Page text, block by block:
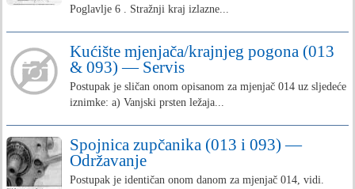
Poglavlje 6 . Stražnji kraj izlazne...
Kućište mjenjača/krajnjeg pogona (013
& 093) — Servis
Postupak je sličan onom opisanom za mjenjač 014 uz sljedeće
iznimke: a) Vanjski prsten ležaja...
Spojnica zupčanika (013 i 093) —
Održavanje
Postupak je identičan onom danom za mjenjač 014, vidi.